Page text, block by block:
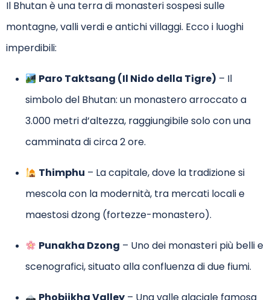
Il Bhutan è una terra di monasteri sospesi sulle
montagne, valli verdi e antichi villaggi. Ecco i luoghi
imperdibili:
Paro Taktsang (Il Nido della Tigre) – Il
simbolo del Bhutan: un monastero arroccato a
3.000 metri d’altezza, raggiungibile solo con una
camminata di circa 2 ore.
Thimphu – La capitale, dove la tradizione si
mescola con la modernità, tra mercati locali e
maestosi dzong (fortezze-monastero).
Punakha Dzong – Uno dei monasteri più belli e
scenografici, situato alla confluenza di due fiumi.